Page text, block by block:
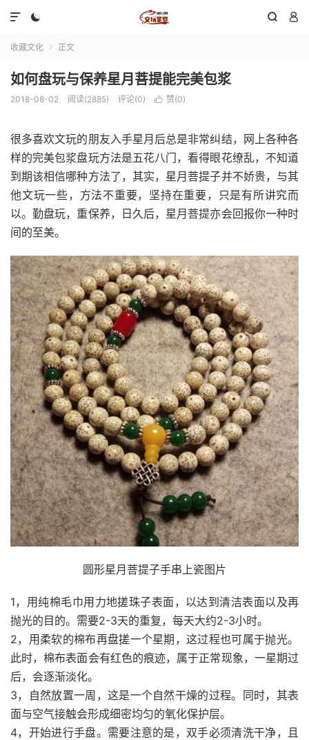
  

收藏文化  正文
如何盘玩与保养星月菩提能完美包浆
2018-08-02 阅读(2885) 评论(0)  赞(0)
很多喜欢文玩的朋友入手星月后总是非常纠结，网上各种各
样的完美包浆盘玩方法是五花八门，看得眼花缭乱，不知道
到期该相信哪种方法了，其实，星月菩提子并不娇贵，与其
他文玩一些，方法不重要，坚持在重要，只是有所讲究而
以。勤盘玩，重保养，日久后，星月菩提亦会回报你一种时
间的至美。
圆形星月菩提子手串上瓷图片
1，用纯棉毛巾用力地搓珠子表面，以达到清洁表面以及再
抛光的目的。需要2-3天的重复，每天大约2-3小时。
2，用柔软的棉布再盘搓一个星期，这过程也可属于抛光。
此时，棉布表面会有红色的痕迹，属于正常现象，一星期过
后，会逐渐淡化。
3，自然放置一周，这是一个自然干燥的过程。同时，其表
面与空气接触会形成细密均匀的氧化保护层。
4，开始进行手盘。需要注意的是，双手必须清洗干净，且